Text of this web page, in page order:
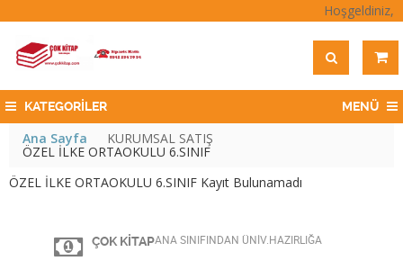
Hoşgeldiniz,
KATEGORİLER MENÜ
Ana Sayfa KURUMSAL SATIŞ
ÖZEL İLKE ORTAOKULU 6.SINIF
ÖZEL İLKE ORTAOKULU 6.SINIF Kayıt Bulunamadı
ÇOK KİTAPANA SINIFINDAN ÜNİV.HAZIRLIĞA